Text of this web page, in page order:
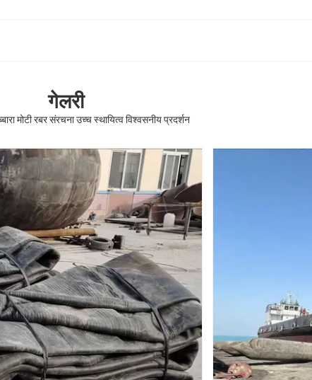
गेलरी
मोटी रबर संरचना उच्च स्थायित्व विश्वसनीय प्रदर्शन